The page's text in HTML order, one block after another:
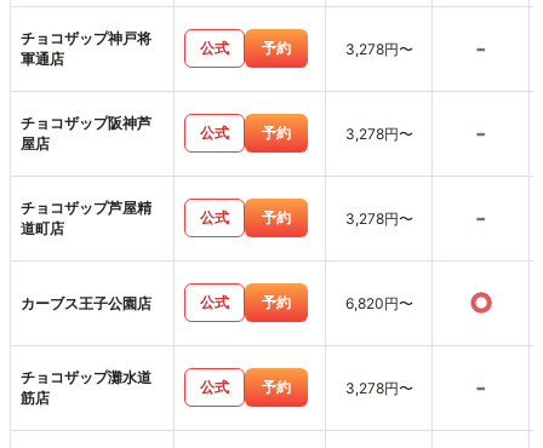
チョコザップ神戸将
軍通店
公式 予約 3,278円〜 -
チョコザップ阪神芦
屋店
公式 予約 3,278円〜 -
チョコザップ芦屋精
道町店
公式 予約 3,278円〜 -
カーブス王子公園店 公式 予約 6,820円〜 ○
チョコザップ灘水道
筋店
公式 予約 3,278円〜 -